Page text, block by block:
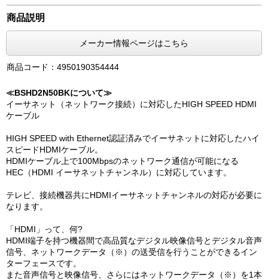
商品説明
メーカー情報ページはこちら
商品コード：4950190354444
≪BSHD2N50BKについて≫
イーサネット（ネットワーク接続）に対応したHIGH SPEED HDMI
ケーブル
HIGH SPEED with Ethernet認証済みでイーサネットに対応したハイ
スピードHDMIケーブル。
HDMIケーブル上で100Mbpsのネットワーク通信が可能になる
HEC（HDMI イーサネットチャンネル）に対応しています。
テレビ、接続機器共にHDMIイーサネットチャンネルの対応が必要に
なります。
「HDMI」って、何?
HDMI端子を持つ機器間で高品質なデジタル映像信号とデジタル音声
信号、ネットワークデータ（※）の送受信を行うことができるイン
ターフェースです。
また音声信号と映像信号、さらにはネットワークデータ（※）を1本